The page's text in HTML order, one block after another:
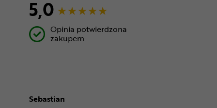
5,0
Opinia potwierdzona
zakupem
Sebastian